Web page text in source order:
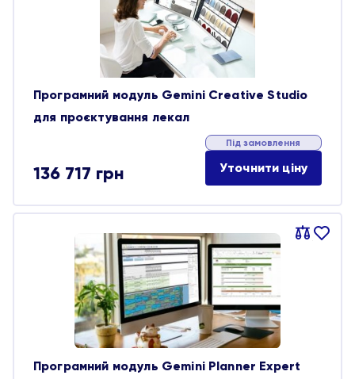
Програмний модуль Gemini Creative Studio
для проєктування лекал
136 717 грн
Під замовлення
Уточнити ціну
Порівняти
В
Програмний модуль Gemini Planner Expert